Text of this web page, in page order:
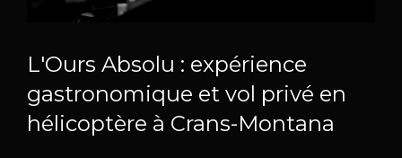
L'Ours Absolu : expérience
gastronomique et vol privé en
hélicoptère à Crans-Montana